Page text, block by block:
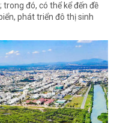
đó, có thể kể đến đề
phát triển đô thị sinh